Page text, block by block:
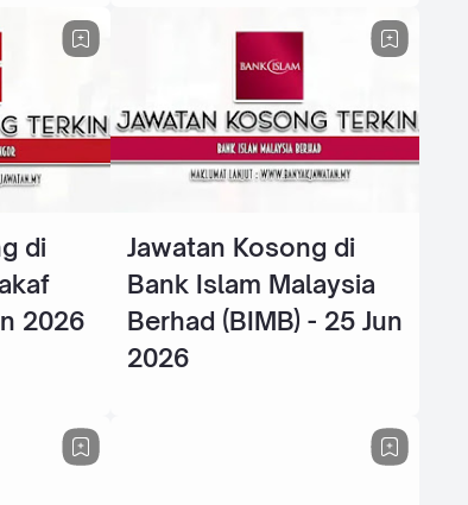
di
2026
Jawatan Kosong di
Bank Islam Malaysia
Berhad (BIMB) - 25 Jun
2026